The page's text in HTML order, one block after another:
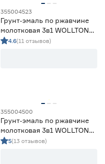
355004523
Грунт‑эмаль по ржавчине
молотковая 3в1 WOLLTON
RAL 8017 коричневая 5 кг
4.6(11 отзывов)
355004500
Грунт‑эмаль по ржавчине
молотковая 3в1 WOLLTON
RAL 7005 серая 0,9 кг
5(13 отзывов)